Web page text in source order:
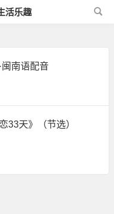
活乐趣
闽南语配音
33天》（节选）